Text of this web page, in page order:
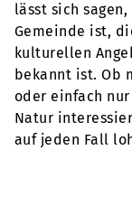
lässt sich
Gemeinde ist,
kulturellen
bekannt ist. Ob
oder einfach
Natur
auf jeden Fall